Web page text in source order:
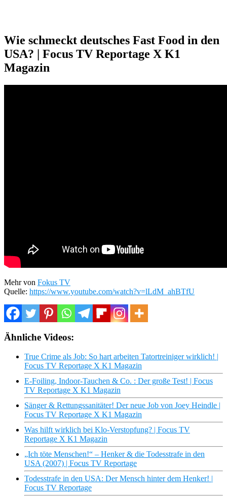
Wie schmeckt deutsches Fast Food in den
USA? | Focus TV Reportage X K1
Magazin
Mehr von Fokus TV
Quelle: https://www.youtube.com/watch?v=lLdM_ahBTfU
Ähnliche Videos:
True Crime als Job: So hart arbeiten Tatortreiniger wirklich! |
Focus TV Reportage X K1 Magazin
E-Foiling, Indoor-Tauchen & Co. : Der große Test! | Focus
TV Reportage X K1 Magazin
Sänger & Rettungssanitäter! Der neue Job von Joey Heindle |
Focus TV Reportage X K1 Magazin
Was hilft wirklich bei Klo-Verstopfung? | Focus TV
Reportage X K1 Magazin
„Ich töte Menschen!“ – Henker & die Todesstrafe in den
USA (2007) | Focus TV Reportage
Todesstrafe in den USA: Der Mensch hinter dem Henker! |
Focus TV Reportage